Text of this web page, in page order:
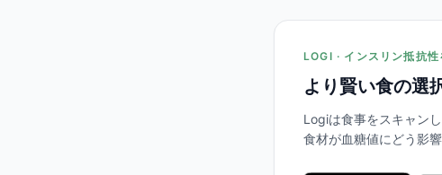
LOGI · インスリン抵抗性
より賢い食の選
Logiは食事をスキャン
食材が血糖値にどう影